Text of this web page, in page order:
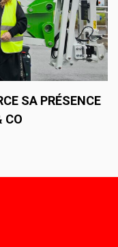
SA PRÉSENCE
CO